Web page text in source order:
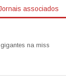
associados
na missão: